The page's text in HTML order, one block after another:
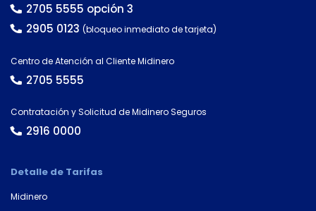
Tipo de
documento
documento*
2705 5555 opción 3
2905 0123 (bloqueo inmediato de tarjeta)
Centro de Atención al Cliente Midinero
2705 5555
Contratación y Solicitud de Midinero Seguros
2916 0000
Detalle de Tarifas
Midinero